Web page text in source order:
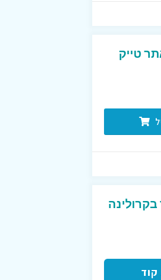
טייק
האתר בקרולינה